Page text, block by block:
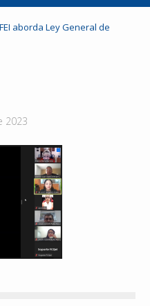
aborda Ley General de
2023